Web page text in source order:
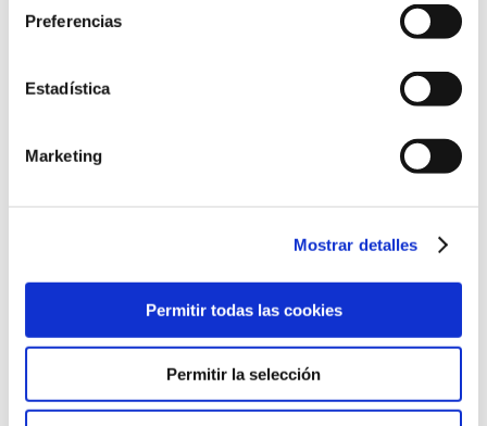
Preferencias
Estadística
Marketing
Mostrar detalles
Permitir todas las cookies
Permitir la selección
cantidad
Productos relacionados